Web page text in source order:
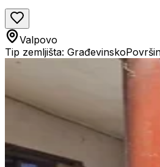
Valpovo
Tip zemljišta: Građevinsko